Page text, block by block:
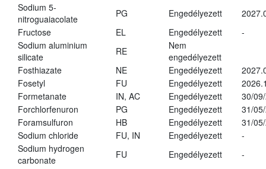
Sodium 5-
nitroguaiacolate
PG Engedélyezett
Fructose
EL Engedélyezett
-
Sodium aluminium
silicate
RE
Nem
engedélyezett
Fosthiazate
NE Engedélyezett
Fosetyl
FU Engedélyezett
Formetanate
IN, AC Engedélyezett
30/
Forchlorfenuron
PG Engedélyezett
31/
Foramsulfuron
HB Engedélyezett
31/
Sodium chloride
FU, IN Engedélyezett
-
Sodium hydrogen
carbonate
FU Engedélyezett
-